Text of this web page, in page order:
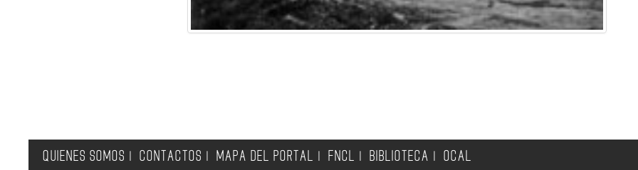
QUIENES SOMOS CONTACTOS MAPA DEL PORTAL FNCL BIBLIOTECA OCAL